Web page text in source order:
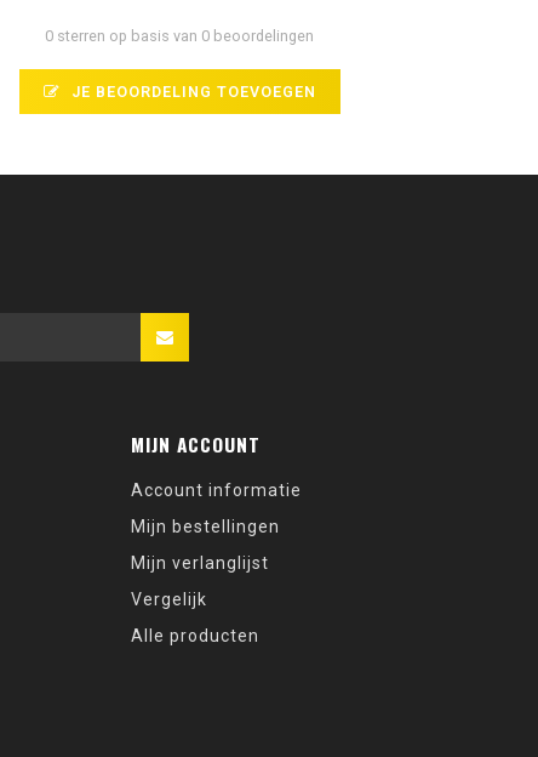
0 sterren op basis van 0 beoordelingen
JE BEOORDELING TOEVOEGEN
MIJN ACCOUNT
Account informatie
Mijn bestellingen
Mijn verlanglijst
Vergelijk
Alle producten